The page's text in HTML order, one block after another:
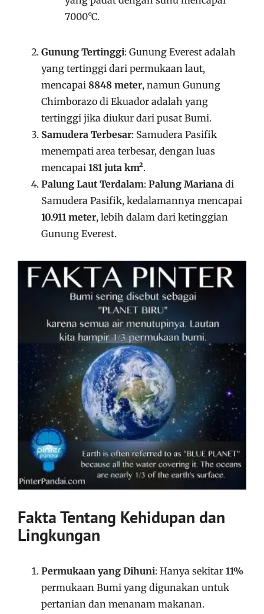
7000°C.
Gunung Tertinggi: Gunung Everest adalah
yang tertinggi dari permukaan laut,
mencapai 8848 meter, namun Gunung
Chimborazo di Ekuador adalah yang
tertinggi jika diukur dari pusat Bumi.
Samudera Terbesar: Samudera Pasifik
menempati area terbesar, dengan luas
mencapai 181 juta km².
Palung Laut Terdalam: Palung Mariana di
Samudera Pasifik, kedalamannya mencapai
10.911 meter, lebih dalam dari ketinggian
Gunung Everest.
Fakta Tentang Kehidupan dan
Lingkungan
Permukaan yang Dihuni: Hanya sekitar 11%
permukaan Bumi yang digunakan untuk
pertanian dan menanam makanan.